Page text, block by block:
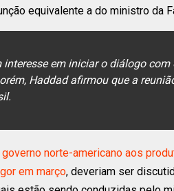
equivalente a do ministro da
em iniciar o diálogo com
Haddad afirmou que a
norte-americano aos
em março, deveriam ser